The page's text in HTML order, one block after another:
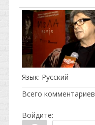
Язык: Русский
Всего комментариев
Войдите: